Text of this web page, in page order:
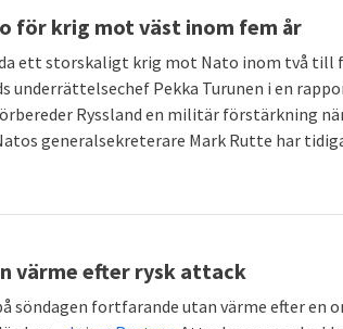
för krig mot väst inom fem år
ett storskaligt krig mot Nato inom två till
underrättelsechef Pekka Turunen i en
Ryssland en militär förstärkning
generalsekreterare Mark Rutte har
värme efter rysk attack
söndagen fortfarande utan värme efter en